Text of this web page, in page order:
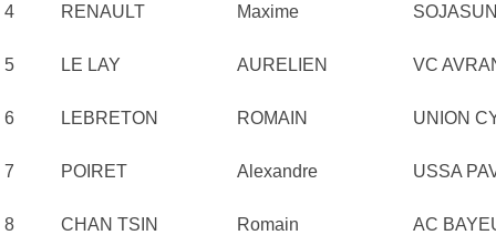
4 RENAULT Maxime
5 LE LAY AURELIEN VC
6 LEBRETON ROMAIN UNION
7 POIRET Alexandre USSA
8 CHAN TSIN Romain AC